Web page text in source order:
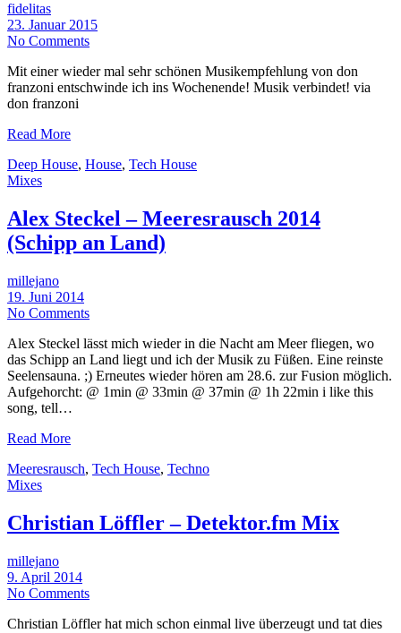
fidelitas
23. Januar 2015
No Comments
Mit einer wieder mal sehr schönen Musikempfehlung von don
franzoni entschwinde ich ins Wochenende! Musik verbindet! via
don franzoni
Read More
Deep House, House, Tech House
Mixes
Alex Steckel – Meeresrausch 2014
(Schipp an Land)
millejano
19. Juni 2014
No Comments
Alex Steckel lässt mich wieder in die Nacht am Meer fliegen, wo
das Schipp an Land liegt und ich der Musik zu Füßen. Eine reinste
Seelensauna. ;) Erneutes wieder hören am 28.6. zur Fusion möglich.
Aufgehorcht: @ 1min @ 33min @ 37min @ 1h 22min i like this
song, tell…
Read More
Meeresrausch, Tech House, Techno
Mixes
Christian Löffler – Detektor.fm Mix
millejano
9. April 2014
No Comments
Christian Löffler hat mich schon einmal live überzeugt und tat dies